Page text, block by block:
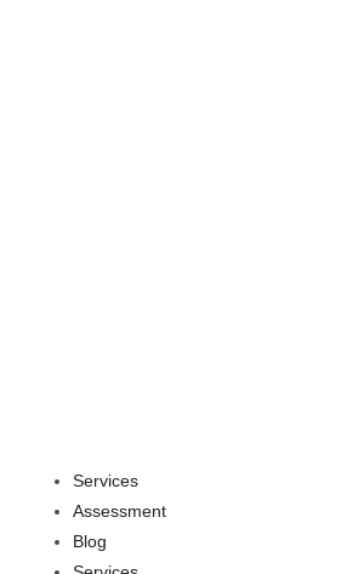
Services
Assessment
Blog